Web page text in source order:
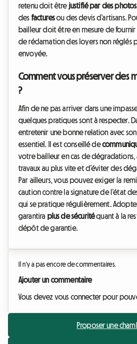
retenu doit êtrejustifié par des photos
des facturesou des devis d’artisans.
bailleur doit être en mesure de
de réclamation des loyers non réglés
envoyée.
Comment vous préserver des
?
Afin de ne pas arriver dans une
quelques pratiques sont à respecter.
entretenir une bonne relation avec
essentiel. Il est conseillé de
votre bailleur en cas de dégradations,
travaux au plus vite et d’éviter des
Par ailleurs, vous pouvez exiger la
caution contre la signature de l’état
qui se pratique régulièrement.
garantira plus de sécuritéquant à la
dépôt de garantie.
Il n'y a pas encore de commentaires.
Ajouter un commentaire
Vous devez vous connecter pour
Proposer une